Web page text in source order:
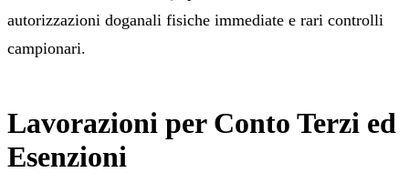
autorizzazioni doganali fisiche immediate e rari controlli
campionari.
Lavorazioni per Conto Terzi ed
Esenzioni